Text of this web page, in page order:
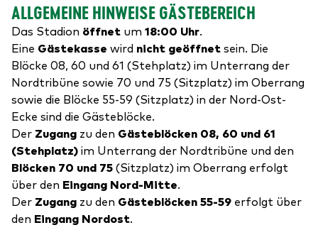
ALLGEMEINE HINWEISE GÄSTEBEREICH
Das Stadion öffnet um 18:00 Uhr.
Eine Gästekasse wird nicht geöffnetsein. Die
Blöcke 08, 60 und 61 (Stehplatz) im Unterrang der
Nordtribüne sowie 70 und 75 (Sitzplatz) im Oberrang
sowie die Blöcke 55-59 (Sitzplatz) in der Nord-Ost-
Ecke sind die Gästeblöcke.
Der Zugang zu den Gästeblöcken 08, 60 und 61
(Stehplatz)im Unterrang der Nordtribüne und den
Blöcken 70 und 75(Sitzplatz) im Oberrang erfolgt
über den Eingang Nord-Mitte.
Der Zugang zu den Gästeblöcken 55-59 erfolgt über
den Eingang Nordost.